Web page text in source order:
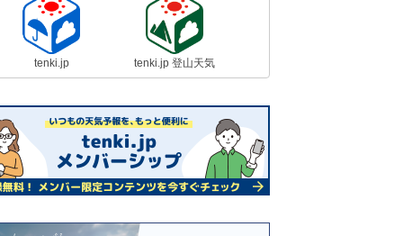
tenki.jp tenki.jp 登山天気